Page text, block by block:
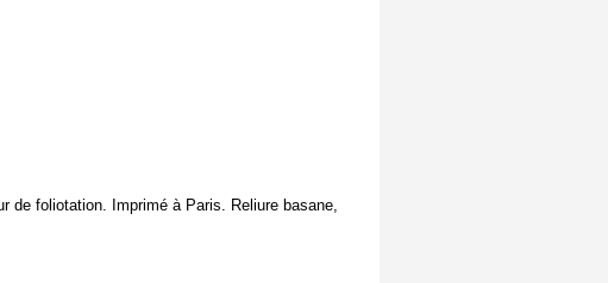
de foliotation. Imprimé à Paris. Reliure basane,